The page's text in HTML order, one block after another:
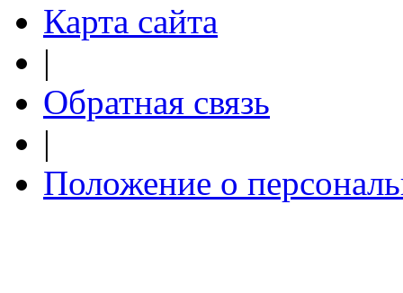
Карта сайта
|
Обратная связь
|
Положение о